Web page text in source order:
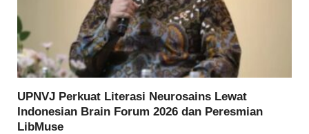
UPNVJ Perkuat Literasi Neurosains Lewat
Indonesian Brain Forum 2026 dan Peresmian
LibMuse